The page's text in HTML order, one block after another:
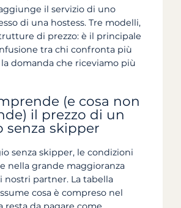
il servizio di uno
di una hostess. Tre modelli,
di prezzo: è il principale
tra chi confronta più
domanda che riceviamo più
(e cosa non
il prezzo di un
senza skipper
senza skipper, le condizioni
nella grande maggioranza
nostri partner. La tabella
cosa è compreso nel